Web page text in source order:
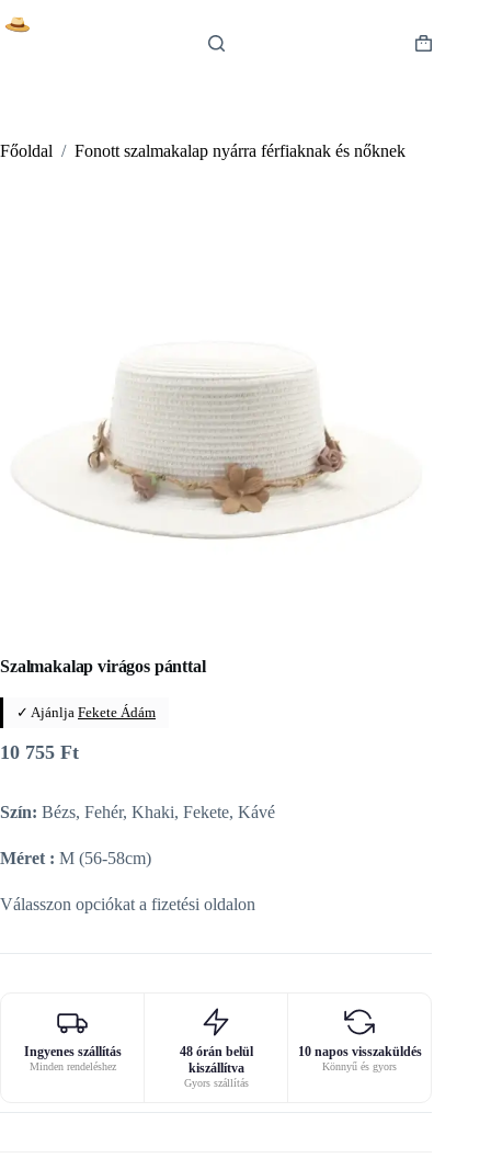
to
Shopping
Főoldal / Fonott szalmakalap nyárra férfiaknak és nőknek
Szalmakalap virágos pánttal
✓ Ajánlja Fekete Ádám
10 755 Ft
Szín: Bézs, Fehér, Khaki, Fekete, Kávé
Méret : M (56-58cm)
Válasszon opciókat a fizetési oldalon
Ingyenes szállítás
Minden rendeléshez
48 órán belül
kiszállítva
Gyors szállítás
10 napos visszaküldés
Könnyű és gyors